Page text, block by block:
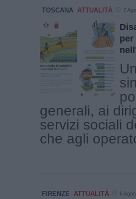
TOSCANA ATTUALITÀ 7
per
generali, ai
servizi sociali
che agli
FIRENZE ATTUALITÀ 6